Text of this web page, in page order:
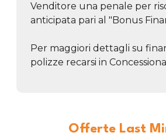
Venditore una penale per
anticipata pari al "Bonus
Per maggiori dettagli su
polizze recarsi in
Offerte Last